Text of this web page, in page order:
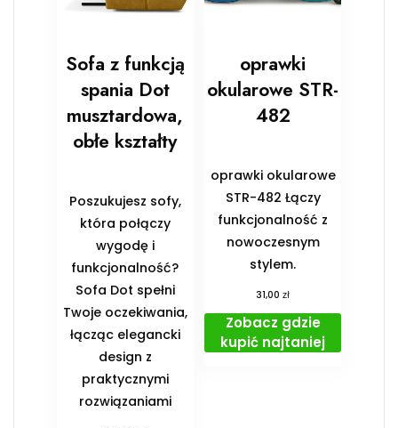
Sofa z funkcją
spania Dot
musztardowa,
obłe kształty
Poszukujesz sofy,
która połączy
wygodę i
funkcjonalność?
Sofa Dot spełni
Twoje oczekiwania,
łącząc elegancki
design z
praktycznymi
rozwiązaniami
oprawki
okularowe STR-
482
oprawki okularowe
STR-482 Łączy
funkcjonalność z
nowoczesnym
stylem.
31,00zł
Zobacz gdzie
kupić najtaniej